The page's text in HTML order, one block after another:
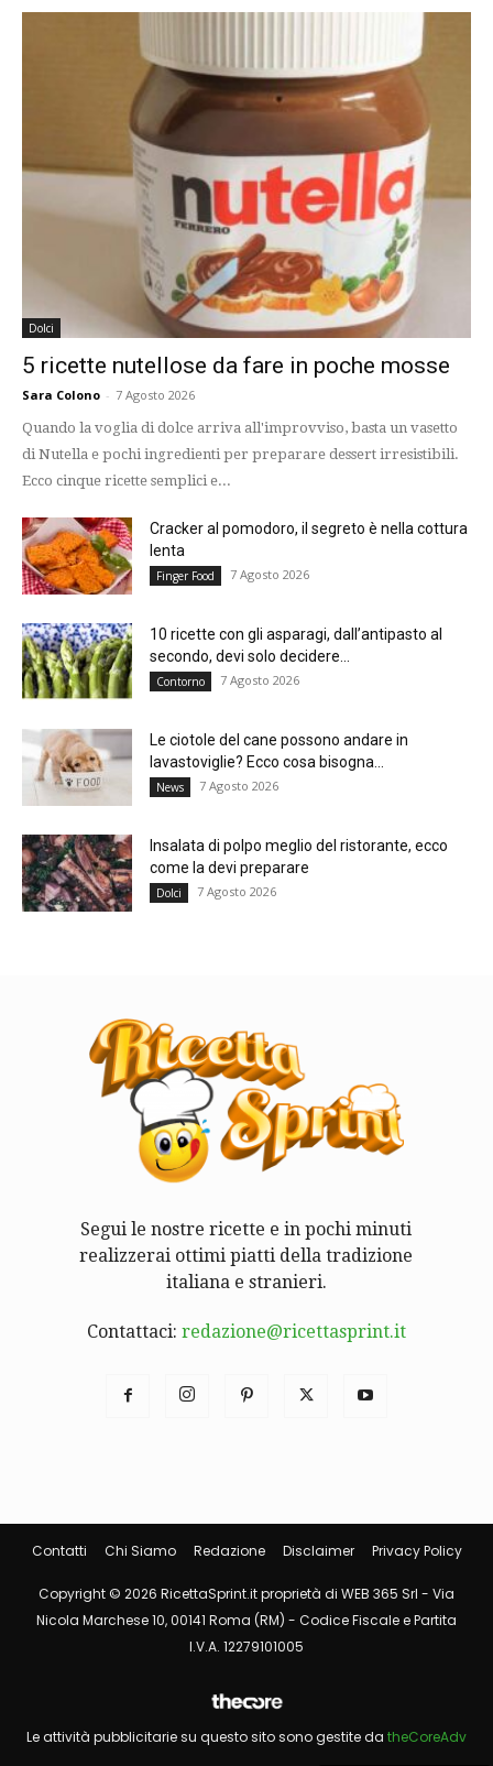
Dolci
5 ricette nutellose da fare in poche mosse
Sara Colono - 7 Agosto 2026
Quando la voglia di dolce arriva all'improvviso, basta un vasetto
di Nutella e pochi ingredienti per preparare dessert irresistibili.
Ecco cinque ricette semplici e...
Cracker al pomodoro, il segreto è nella cottura
lenta
Finger Food 7 Agosto 2026
10 ricette con gli asparagi, dall’antipasto al
secondo, devi solo decidere...
Contorno 7 Agosto 2026
Le ciotole del cane possono andare in
lavastoviglie? Ecco cosa bisogna...
News 7 Agosto 2026
Insalata di polpo meglio del ristorante, ecco
come la devi preparare
Dolci 7 Agosto 2026
Segui le nostre ricette e in pochi minuti
realizzerai ottimi piatti della tradizione
italiana e stranieri.
Contattaci: redazione@ricettasprint.it
Contatti Chi Siamo Redazione Disclaimer Privacy Policy
Copyright © 2026 RicettaSprint.it proprietà di WEB 365 Srl - Via
Nicola Marchese 10, 00141 Roma (RM) - Codice Fiscale e Partita
I.V.A. 12279101005
Le attività pubblicitarie su questo sito sono gestite da theCoreAdv